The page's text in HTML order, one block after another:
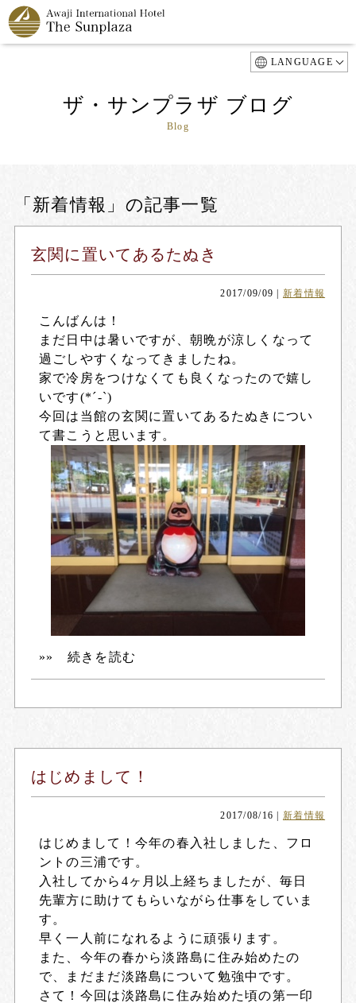
LANGUAGE
ザ・サンプラザ ブログ
Blog
「新着情報」の記事一覧
玄関に置いてあるたぬき
2017/09/09 新着情報
こんばんは！
まだ日中は暑いですが、朝晩が涼しくなって
過ごしやすくなってきましたね。
家で冷房をつけなくても良くなったので嬉し
いです(*´-`)
今回は当館の玄関に置いてあるたぬきについ
て書こうと思います。
»» 続きを読む
はじめまして！
2017/08/16 新着情報
はじめまして！今年の春入社しました、フロ
ントの三浦です。
入社してから4ヶ月以上経ちましたが、毎日
先輩方に助けてもらいながら仕事をしていま
す。
早く一人前になれるように頑張ります。
また、今年の春から淡路島に住み始めたの
で、まだまだ淡路島について勉強中です。
さて！今回は淡路島に住み始めた頃の第一印